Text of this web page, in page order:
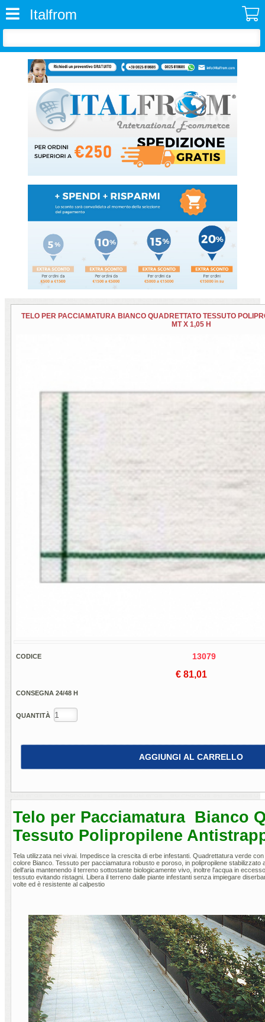
Italfrom
TELO PER PACCIAMATURA BIANCO QUADRETTATO TESSUTO
MT X 1,05 H
CODICE 13079
€ 81,01
CONSEGNA 24/48 H
QUANTITÀ
AGGIUNGI AL CARRELLO
Telo per Pacciamatura Bianco
Tessuto Polipropilene
Tela utilizzata nei vivai. Impedisce la crescita di erbe infestanti. Quadrettatura verde
colore Bianco. Tessuto per pacciamatura robusto e poroso, in polipropilene stabilizzato
dell'aria mantenendo il terreno sottostante biologicamente vivo, inoltre l'acqua in
tessuto evitando ristagni. Libera il terreno dalle piante infestanti senza impiegare
volte ed è resistente al calpestio